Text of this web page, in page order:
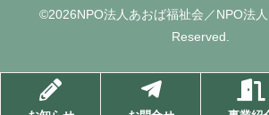
©2026NPO法人あおば福祉会／NPO法
Reserved.